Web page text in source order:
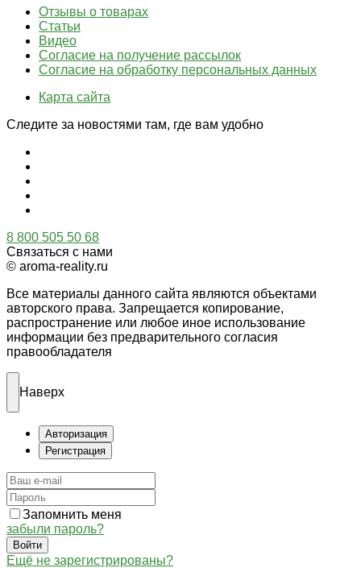
Отзывы о товарах
Статьи
Видео
Согласие на получение рассылок
Согласие на обработку персональных данных
Карта сайта
Следите за новостями там, где вам удобно
8 800 505 50 68
Связаться с нами
© aroma-reality.ru
Все материалы данного сайта являются объектами
авторского права. Запрещается копирование,
распространение или любое иное использование
информации без предварительного согласия
правообладателя
Наверх
Авторизация
Регистрация
Запомнить меня
забыли пароль?
Войти
Ещё не зарегистрированы?